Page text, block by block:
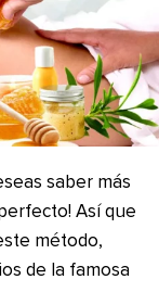
saber más
Así que
método,
de la famosa